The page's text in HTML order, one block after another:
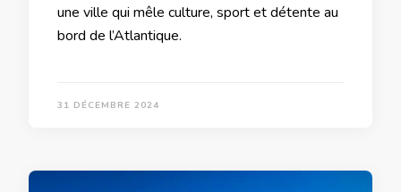
une ville qui mêle culture, sport et détente au
bord de l’Atlantique.
31 DÉCEMBRE 2024